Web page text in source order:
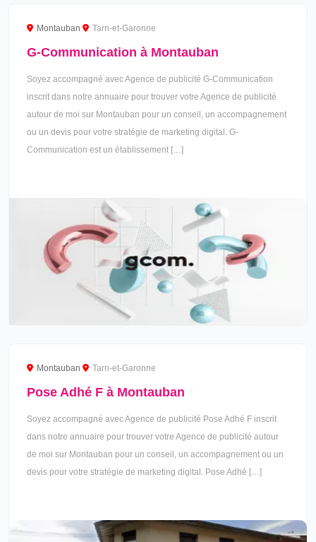
Montauban Tarn-et-Garonne
G-Communication à Montauban
Soyez accompagné avec Agence de publicité G-Communication
inscrit dans notre annuaire pour trouver votre Agence de publicité
autour de moi sur Montauban pour un conseil, un accompagnement
ou un devis pour votre stratégie de marketing digital. G-
Communication est un établissement […]
Montauban Tarn-et-Garonne
Pose Adhé F à Montauban
Soyez accompagné avec Agence de publicité Pose Adhé F inscrit
dans notre annuaire pour trouver votre Agence de publicité autour
de moi sur Montauban pour un conseil, un accompagnement ou un
devis pour votre stratégie de marketing digital. Pose Adhé […]